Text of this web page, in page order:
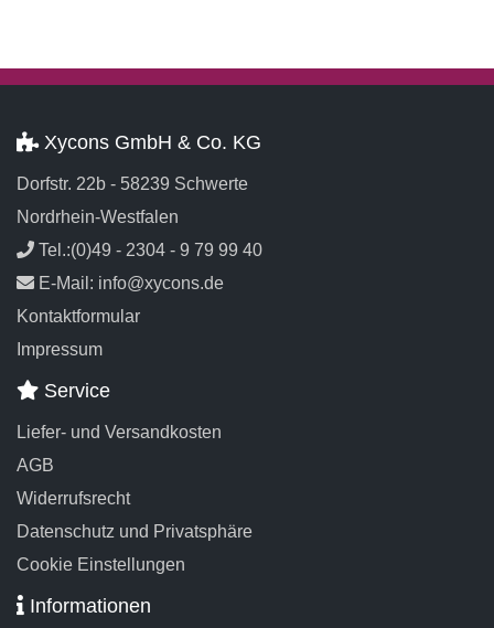
Xycons GmbH & Co. KG
Dorfstr. 22b - 58239 Schwerte
Nordrhein-Westfalen
Tel.:(0)49 - 2304 - 9 79 99 40
E-Mail: info@xycons.de
Kontaktformular
Impressum
Service
Liefer- und Versandkosten
AGB
Widerrufsrecht
Datenschutz und Privatsphäre
Cookie Einstellungen
Informationen